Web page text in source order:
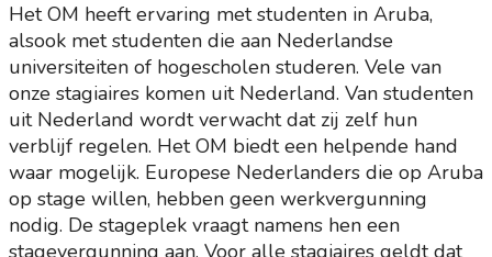
Het OM heeft ervaring met studenten in Aruba,
alsook met studenten die aan Nederlandse
universiteiten of hogescholen studeren. Vele van
onze stagiaires komen uit Nederland. Van studenten
uit Nederland wordt verwacht dat zij zelf hun
verblijf regelen. Het OM biedt een helpende hand
waar mogelijk. Europese Nederlanders die op Aruba
op stage willen, hebben geen werkvergunning
nodig. De stageplek vraagt namens hen een
stagevergunning aan. Voor alle stagiaires geldt dat